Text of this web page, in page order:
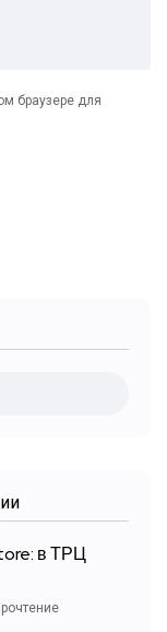
браузере для
в ТРЦ